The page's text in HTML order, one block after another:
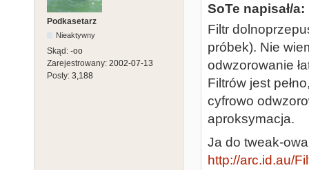
Podkasetarz
Nieaktywny
Skąd: -oo
Zarejestrowany: 2002-07-13
Posty: 3,188
SoTe napisał/a:
Filtr
próbek). Nie
odwzorowanie
Filtrów jest
cyfrowo
aproksymacja.
Ja do tweak-
http://arc.id.au/